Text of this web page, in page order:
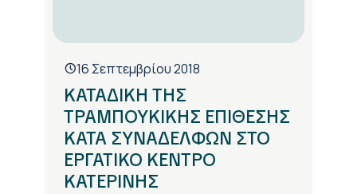
16 Σεπτεμβρίου 2018
ΚΑΤΑΔΙΚΗ ΤΗΣ
ΤΡΑΜΠΟΥΚΙΚΗΣ ΕΠΙΘΕΣΗΣ
ΚΑΤΑ ΣΥΝΑΔΕΛΦΩΝ ΣΤΟ
ΕΡΓΑΤΙΚΟ ΚΕΝΤΡΟ
ΚΑΤΕΡΙΝΗΣ